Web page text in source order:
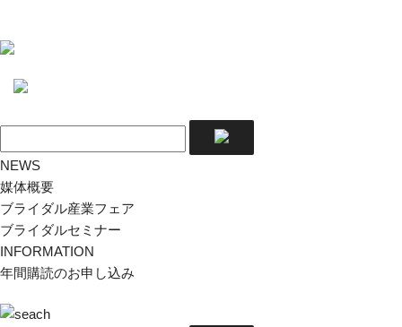
NEWS
媒体概要
ブライダル産業フェア
ブライダルセミナー
INFORMATION
年間購読のお申し込み